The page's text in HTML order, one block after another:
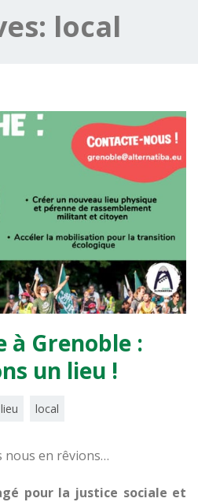
local
Grenoble :
un lieu !
lieu local
nous en rêvions…
pour la justice sociale et